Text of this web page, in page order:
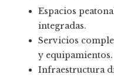
Espacios
integradas.
Servicios
y equipamientos.
Infraestructura